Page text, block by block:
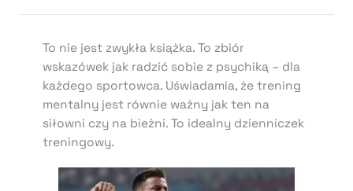
To nie jest zwykła książka. To zbiór
wskazówek jak radzić sobie z psychiką – dla
każdego sportowca. Uświadamia, że trening
mentalny jest równie ważny jak ten na
siłowni czy na bieżni. To idealny dzienniczek
treningowy.